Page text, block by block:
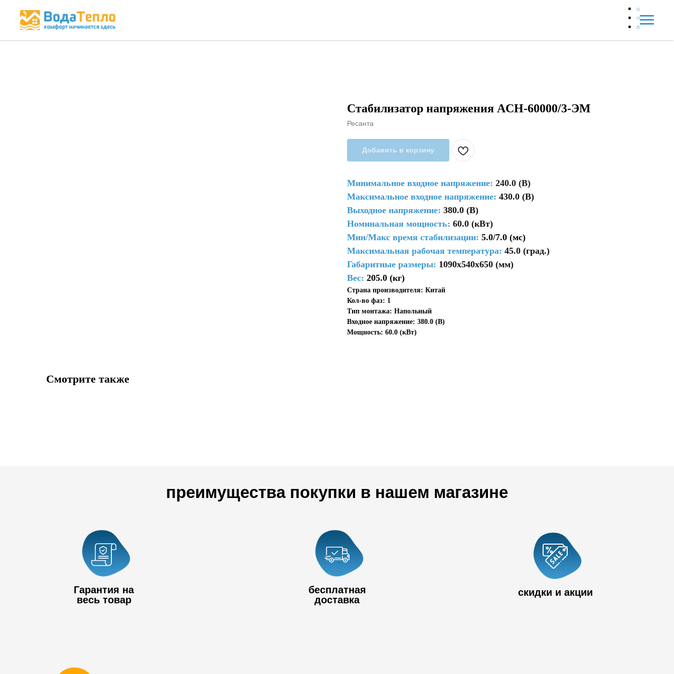
Стабилизатор напряжения ACH-60000/3-ЭМ
Ресанта
Добавить в корзину
Минимальное входное напряжение: 240.0 (В)
Максимальное входное напряжение: 430.0 (В)
Выходное напряжение: 380.0 (В)
Номинальная мощность: 60.0 (кВт)
Мин/Макс время стабилизации: 5.0/7.0 (мс)
Максимальная рабочая температура: 45.0 (град.)
Габаритные размеры: 1090х540х650 (мм)
Вес: 205.0 (кг)
Страна производителя: Китай
Кол-во фаз: 1
Тип монтажа: Напольный
Входное напряжение: 380.0 (В)
Мощность: 60.0 (кВт)
Смотрите также
преимущества покупки в нашем магазине
Гарантия на
весь товар
бесплатная
доставка
скидки и акции
+7 727 390 50
32